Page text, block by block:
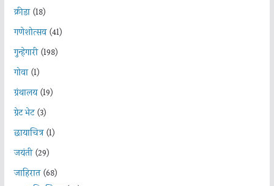
क्रीडा(18)
गणेशोत्सव(41)
गुन्हेगारी(198)
गोवा(1)
ग्रंथालय(19)
ग्रेट भेट(3)
छायाचित्र(1)
जयंती(29)
जाहिरात(68)